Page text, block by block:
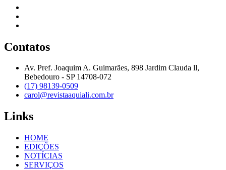
Contatos
Av. Pref. Joaquim A. Guimarães, 898 Jardim Clauda ll,
Bebedouro - SP 14708-072
(17) 98139-0509
carol@revistaaquiali.com.br
Links
HOME
EDIÇÕES
NOTÍCIAS
SERVIÇOS